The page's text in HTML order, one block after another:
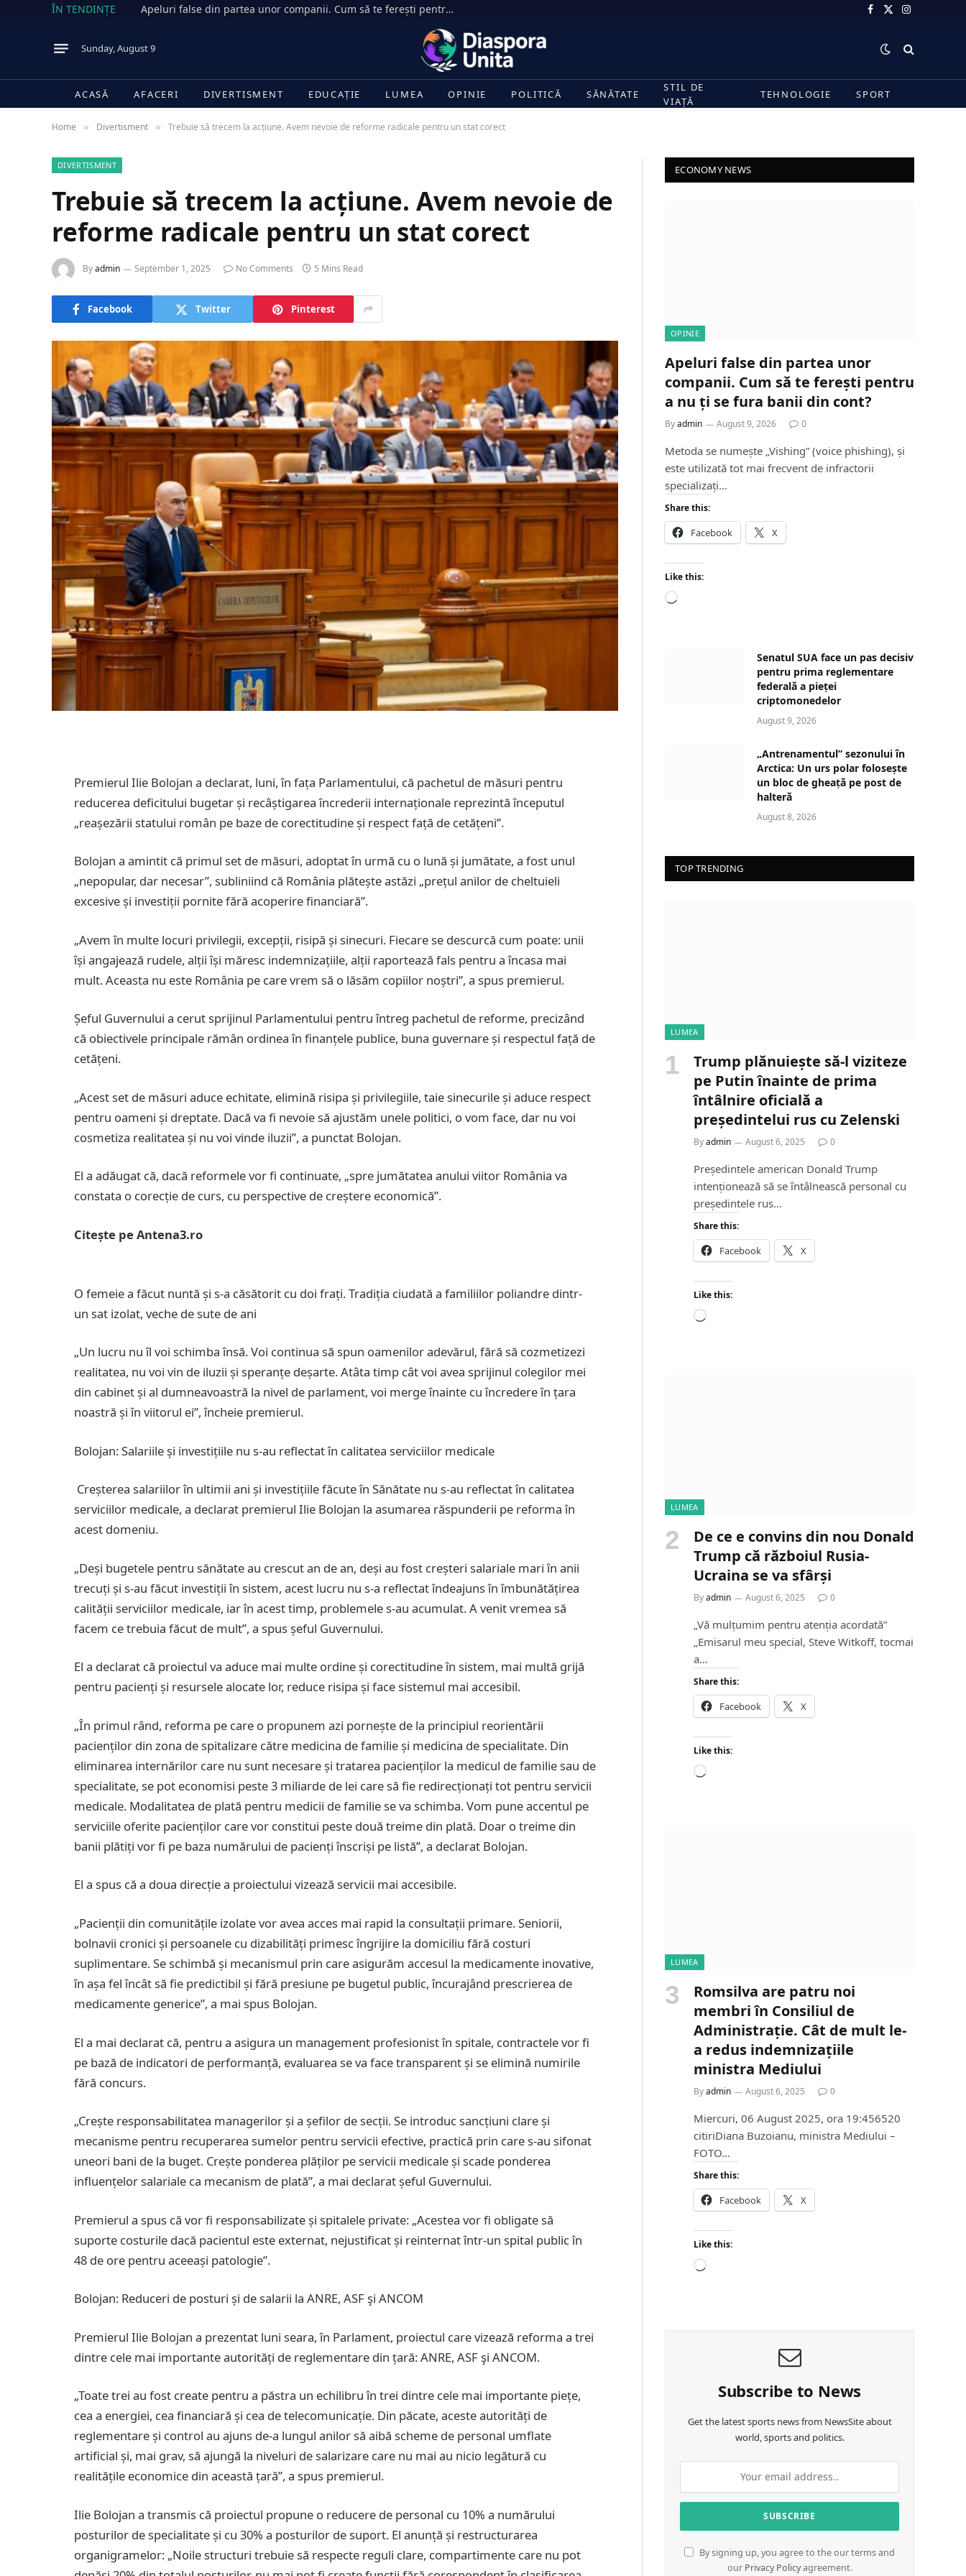
ÎN TENDINȚE Apeluri false din partea unor companii. Cum să te ferești pentru a nu ți se fura banii din cont? Facebook
X
Instagram
Sunday, August 9
ACASĂ AFACERI DIVERTISMENT EDUCAȚIE LUMEA OPINIE POLITICĂ SĂNĂTATE
STIL DE
VIAȚĂ
TEHNOLOGIE SPORT
Home » Divertisment » Trebuie să trecem la acțiune. Avem nevoie de reforme radicale pentru un stat corect
DIVERTISMENT
Trebuie să trecem la acțiune. Avem nevoie de
reforme radicale pentru un stat corect
Byadmin September 1, 2025 No Comments 5 Mins Read
Facebook Twitter Pinterest
Premierul Ilie Bolojan a declarat, luni, în fața Parlamentului, că pachetul de măsuri pentru
reducerea deficitului bugetar și recâștigarea încrederii internaționale reprezintă începutul
„reașezării statului român pe baze de corectitudine și respect față de cetățeni”.
Bolojan a amintit că primul set de măsuri, adoptat în urmă cu o lună și jumătate, a fost unul
„nepopular, dar necesar”, subliniind că România plătește astăzi „prețul anilor de cheltuieli
excesive și investiții pornite fără acoperire financiară”.
„Avem în multe locuri privilegii, excepții, risipă și sinecuri. Fiecare se descurcă cum poate: unii
își angajează rudele, alții își măresc indemnizațiile, alții raportează fals pentru a încasa mai
mult. Aceasta nu este România pe care vrem să o lăsăm copiilor noștri”, a spus premierul.
Șeful Guvernului a cerut sprijinul Parlamentului pentru întreg pachetul de reforme, precizând
că obiectivele principale rămân ordinea în finanțele publice, buna guvernare și respectul față de
cetățeni.
„Acest set de măsuri aduce echitate, elimină risipa și privilegiile, taie sinecurile și aduce respect
pentru oameni și dreptate. Dacă va fi nevoie să ajustăm unele politici, o vom face, dar nu voi
cosmetiza realitatea și nu voi vinde iluzii”, a punctat Bolojan.
El a adăugat că, dacă reformele vor fi continuate, „spre jumătatea anului viitor România va
constata o corecție de curs, cu perspective de creștere economică”.
Citește pe Antena3.ro
O femeie a făcut nuntă și s-a căsătorit cu doi frați. Tradiția ciudată a familiilor poliandre dintr-
un sat izolat, veche de sute de ani
„Un lucru nu îl voi schimba însă. Voi continua să spun oamenilor adevărul, fără să cozmetizezi
realitatea, nu voi vin de iluzii și speranțe deșarte. Atâta timp cât voi avea sprijinul colegilor mei
din cabinet și al dumneavoastră la nivel de parlament, voi merge înainte cu încredere în țara
noastră și în viitorul ei”, încheie premierul.
Bolojan: Salariile și investițiile nu s-au reflectat în calitatea serviciilor medicale
Creșterea salariilor în ultimii ani și investițiile făcute în Sănătate nu s-au reflectat în calitatea
serviciilor medicale, a declarat premierul Ilie Bolojan la asumarea răspunderii pe reforma în
acest domeniu.
„Deși bugetele pentru sănătate au crescut an de an, deși au fost creșteri salariale mari în anii
trecuți și s-au făcut investiții în sistem, acest lucru nu s-a reflectat îndeajuns în îmbunătățirea
calității serviciilor medicale, iar în acest timp, problemele s-au acumulat. A venit vremea să
facem ce trebuia făcut de mult”, a spus șeful Guvernului.
El a declarat că proiectul va aduce mai multe ordine și corectitudine în sistem, mai multă grijă
pentru pacienți și resursele alocate lor, reduce risipa și face sistemul mai accesibil.
„În primul rând, reforma pe care o propunem azi pornește de la principiul reorientării
pacienților din zona de spitalizare către medicina de familie și medicina de specialitate. Din
eliminarea internărilor care nu sunt necesare și tratarea pacienților la medicul de familie sau de
specialitate, se pot economisi peste 3 miliarde de lei care să fie redirecționați tot pentru servicii
medicale. Modalitatea de plată pentru medicii de familie se va schimba. Vom pune accentul pe
serviciile oferite pacienților care vor constitui peste două treime din plată. Doar o treime din
banii plătiți vor fi pe baza numărului de pacienți înscriși pe listă”, a declarat Bolojan.
El a spus că a doua direcție a proiectului vizează servicii mai accesibile.
„Pacienții din comunitățile izolate vor avea acces mai rapid la consultații primare. Seniorii,
bolnavii cronici și persoanele cu dizabilități primesc îngrijire la domiciliu fără costuri
suplimentare. Se schimbă și mecanismul prin care asigurăm accesul la medicamente inovative,
în așa fel încât să fie predictibil și fără presiune pe bugetul public, încurajând prescrierea de
medicamente generice”, a mai spus Bolojan.
El a mai declarat că, pentru a asigura un management profesionist în spitale, contractele vor fi
pe bază de indicatori de performanță, evaluarea se va face transparent și se elimină numirile
fără concurs.
„Crește responsabilitatea managerilor și a șefilor de secții. Se introduc sancțiuni clare și
mecanisme pentru recuperarea sumelor pentru servicii efective, practică prin care s-au sifonat
uneori bani de la buget. Crește ponderea plăților pe servicii medicale și scade ponderea
influențelor salariale ca mecanism de plată”, a mai declarat șeful Guvernului.
Premierul a spus că vor fi responsabilizate și spitalele private: „Acestea vor fi obligate să
suporte costurile dacă pacientul este externat, nejustificat și reinternat într-un spital public în
48 de ore pentru aceeași patologie”.
Bolojan: Reduceri de posturi și de salarii la ANRE, ASF şi ANCOM
Premierul Ilie Bolojan a prezentat luni seara, în Parlament, proiectul care vizează reforma a trei
dintre cele mai importante autorități de reglementare din țară: ANRE, ASF şi ANCOM.
„Toate trei au fost create pentru a păstra un echilibru în trei dintre cele mai importante piețe,
cea a energiei, cea financiară și cea de telecomunicație. Din păcate, aceste autorități de
reglementare și control au ajuns de-a lungul anilor să aibă scheme de personal umflate
artificial și, mai grav, să ajungă la niveluri de salarizare care nu mai au nicio legătură cu
realitățile economice din această țară”, a spus premierul.
Ilie Bolojan a transmis că proiectul propune o reducere de personal cu 10% a numărului
posturilor de specialitate și cu 30% a posturilor de suport. El anunță și restructurarea
organigramelor: „Noile structuri trebuie să respecte reguli clare, compartimente care nu pot
ECONOMY NEWS
OPINIE
Apeluri false din partea unor
companii. Cum să te ferești pentru
a nu ți se fura banii din cont?
Byadmin August 9, 2026 0
Metoda se numește „Vishing” (voice phishing), și
este utilizată tot mai frecvent de infractorii
specializați…
Share this:
Facebook X
Like this:
L
Senatul SUA face un pas decisiv
pentru prima reglementare
federală a pieței
criptomonedelor
August 9, 2026
„Antrenamentul” sezonului în
Arctica: Un urs polar folosește
un bloc de gheață pe post de
halteră
August 8, 2026
TOP TRENDING
LUMEA
Trump plănuiește să-l viziteze
pe Putin înainte de prima
întâlnire oficială a
președintelui rus cu Zelenski
Byadmin August 6, 2025 0
Președintele american Donald Trump
intenționează să se întâlnească personal cu
președintele rus…
Share this:
Facebook X
Like this:
L
LUMEA
De ce e convins din nou Donald
Trump că războiul Rusia-
Ucraina se va sfârși
Byadmin August 6, 2025 0
„Vă mulțumim pentru atenția acordată”
„Emisarul meu special, Steve Witkoff, tocmai
a…
Share this:
Facebook X
Like this:
L
LUMEA
Romsilva are patru noi
membri în Consiliul de
Administrație. Cât de mult le-
a redus indemnizațiile
ministra Mediului
Byadmin August 6, 2025 0
Miercuri, 06 August 2025, ora 19:456520
citiriDiana Buzoianu, ministra Mediului –
FOTO…
Share this:
Facebook X
Like this:
L
Subscribe to News
Get the latest sports news from NewsSite about
world, sports and politics.
By signing up, you agree to the our terms and
our Privacy Policyagreement.